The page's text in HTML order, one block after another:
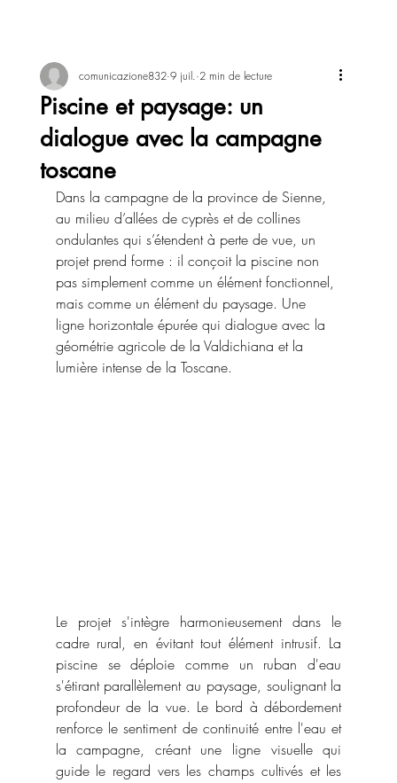
Piscine et paysage: un
dialogue avec la campagne
toscane
comunicazione832 9 juil. 2 min de lecture
Dans la campagne de la province de Sienne,
au milieu d’allées de cyprès et de collines
ondulantes qui s’étendent à perte de vue, un
projet prend forme : il conçoit la piscine non
pas simplement comme un élément fonctionnel,
mais comme un élément du paysage. Une
ligne horizontale épurée qui dialogue avec la
géométrie agricole de la Valdichiana et la
lumière intense de la Toscane.
Le projet s'intègre harmonieusement dans le
cadre rural, en évitant tout élément intrusif. La
piscine se déploie comme un ruban d'eau
s'étirant parallèlement au paysage, soulignant la
profondeur de la vue. Le bord à débordement
renforce le sentiment de continuité entre l'eau et
la campagne, créant une ligne visuelle qui
guide le regard vers les champs cultivés et les